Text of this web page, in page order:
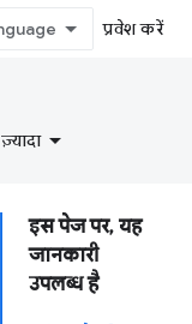
प्रवेश करें
ज़्यादा
इस पेज पर, यह
जानकारी
उपलब्ध है